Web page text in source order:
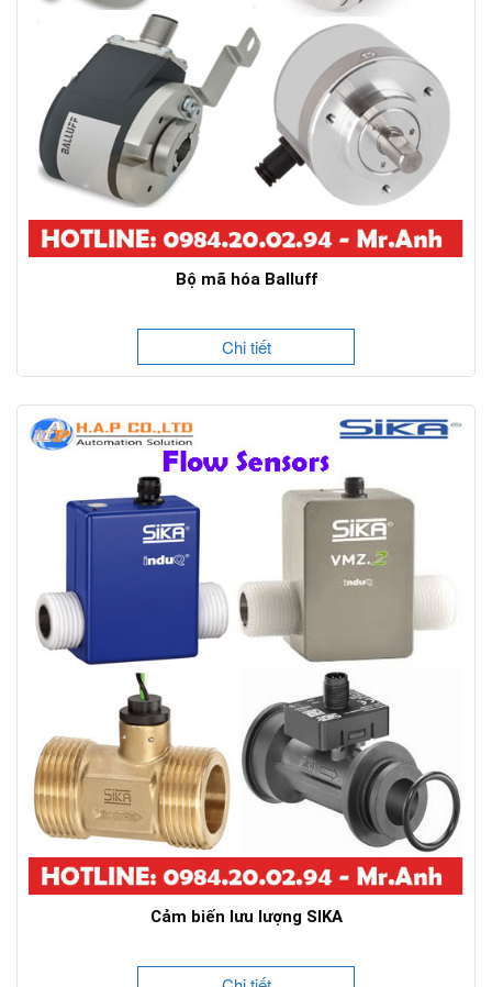
Bộ mã hóa Balluff
Chi tiết
Cảm biến lưu lượng SIKA